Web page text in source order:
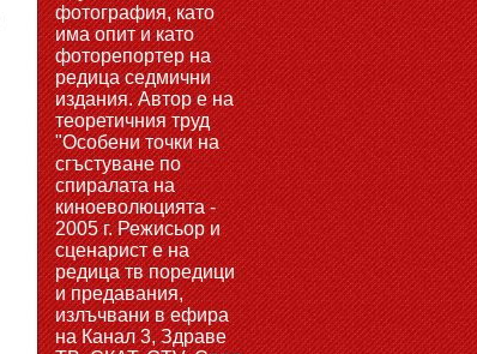
фотография, като
има опит и като
фоторепортер на
редица седмични
издания. Автор е на
теоретичния труд
"Особени точки на
сгъстуване по
спиралата на
киноеволюцията -
2005 г. Режисьор и
сценарист е на
редица тв поредици
и предавания,
излъчвани в ефира
на Канал 3, Здраве